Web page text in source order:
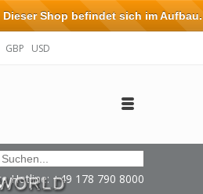
GBP USD
Hotline: +49 178 790 8000
Shop befindet sich im Aufbau.
eingehalten oder erfüllt